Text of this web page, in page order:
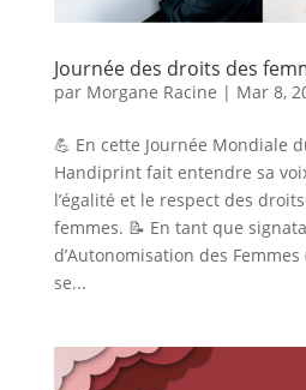
Journée des droits des
par Morgane Racine | Mar 8,
💪 En cette Journée Mondiale
Handiprint fait entendre sa
l’égalité et le respect des
femmes. 📝 En tant que
d’Autonomisation des Femmes
se...